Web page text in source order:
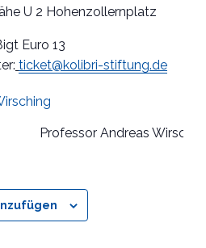
U 2 Hohenzollernplatz
Euro 13
ticket@kolibri-stiftung.de
Professor Andreas